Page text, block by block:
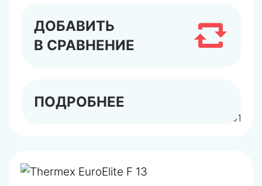
арт.TR300900101
ДОБАВИТЬ
В СРАВНЕНИЕ
ПОДРОБНЕЕ